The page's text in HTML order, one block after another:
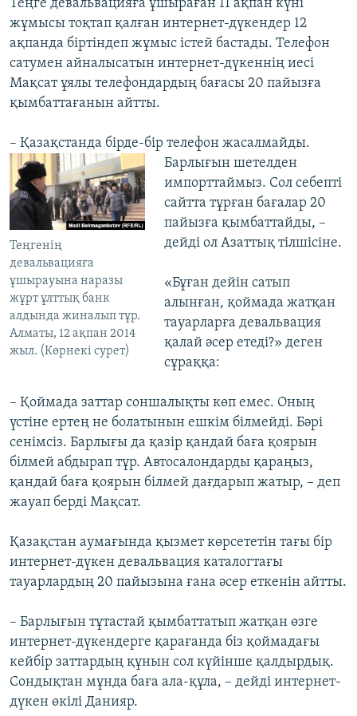
Теңге девальвацияға ұшыраған 11 ақпан күні
жұмысы тоқтап қалған интернет-дүкендер 12
ақпанда біртіндеп жұмыс істей бастады. Телефон
сатумен айналысатын интернет-дүкеннің иесі
Мақсат ұялы телефондардың бағасы 20 пайызға
қымбаттағанын айтты.
– Қазақстанда бірде-бір телефон жасалмайды.
Барлығын шетелден
Теңгенің
девальвацияға
ұшырауына наразы
жұрт ұлттық банк
алдында жиналып тұр.
Алматы, 12 ақпан 2014
жыл. (Көрнекі сурет)
импорттаймыз. Сол себепті
сайтта тұрған бағалар 20
пайызға қымбаттайды, –
дейді ол Азаттық тілшісіне.
«Бұған дейін сатып
алынған, қоймада жатқан
тауарларға девальвация
қалай әсер етеді?» деген
сұраққа:
– Қоймада заттар соншалықты көп емес. Оның
үстіне ертең не болатынын ешкім білмейді. Бәрі
сенімсіз. Барлығы да қазір қандай баға қоярын
білмей абдырап тұр. Автосалондарды қараңыз,
қандай баға қоярын білмей дағдарып жатыр, – деп
жауап берді Мақсат.
Қазақстан аумағында қызмет көрсететін тағы бір
интернет-дүкен девальвация каталогтағы
тауарлардың 20 пайызына ғана әсер еткенін айтты.
– Барлығын тұтастай қымбаттатып жатқан өзге
интернет-дүкендерге қарағанда біз қоймадағы
кейбір заттардың құнын сол күйінше қалдырдық.
Сондықтан мұнда баға ала-құла, – дейді интернет-
дүкен өкілі Данияр.